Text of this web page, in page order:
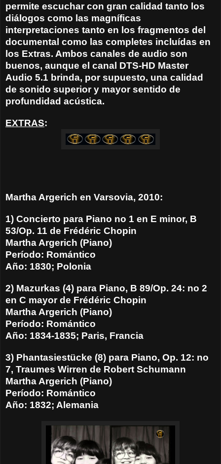
permite escuchar con gran calidad tanto los
diálogos como las magníficas
interpretaciones tanto en los fragmentos del
documental como las completes incluídas en
los Extras. Ambos canales de audio son
buenos, aunque el canal DTS-HD Master
Audio 5.1 brinda, por supuesto, una calidad
de sonido superior y mayor sentido de
profundidad acústica.
EXTRAS:
Martha Argerich en Varsovia, 2010:
1) Concierto para Piano no 1 en E minor, B
53/Op. 11 de Frédéric Chopin
Martha Argerich (Piano)
Período: Romántico
Año: 1830; Polonia
2) Mazurkas (4) para Piano, B 89/Op. 24: no 2
en C mayor de Frédéric Chopin
Martha Argerich (Piano)
Período: Romántico
Año: 1834-1835; Paris, Francia
3) Phantasiestücke (8) para Piano, Op. 12: no
7, Traumes Wirren de Robert Schumann
Martha Argerich (Piano)
Período: Romántico
Año: 1832; Alemania